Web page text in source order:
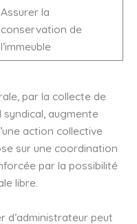
Assurer la
conservation de
l’immeuble
par la collecte de
augmente
action collective
sur une coordination
par la possibilité
libre.
d’administrateur peut